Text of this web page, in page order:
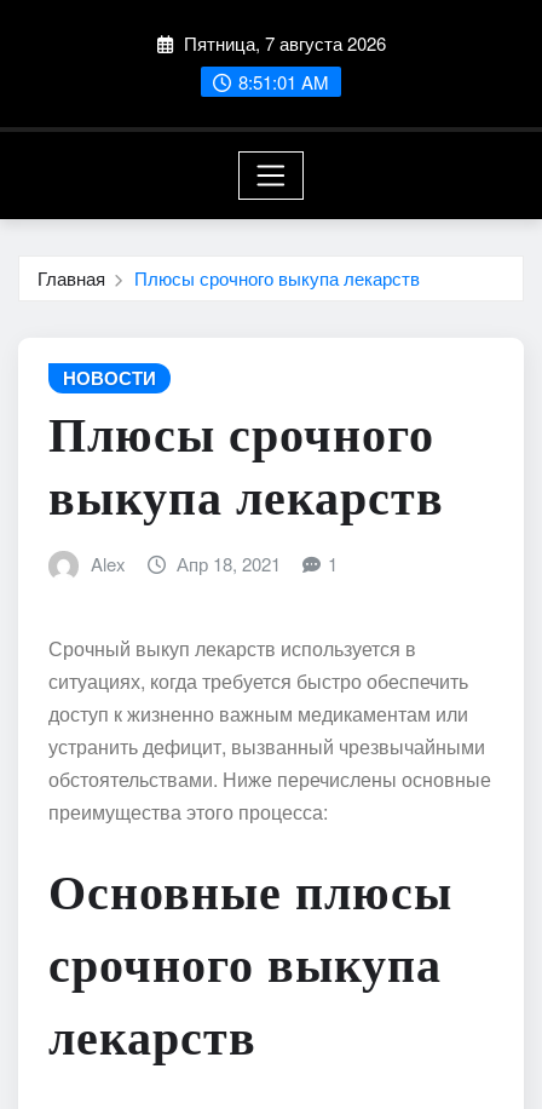
Пятница, 7 августа 2026
8:51:03 AM
Главная Плюсы срочного выкупа лекарств
НОВОСТИ
Плюсы срочного
выкупа лекарств
Alex Апр 18, 2021 1
Срочный выкуп лекарств используется в
ситуациях, когда требуется быстро обеспечить
доступ к жизненно важным медикаментам или
устранить дефицит, вызванный чрезвычайными
обстоятельствами. Ниже перечислены основные
преимущества этого процесса:
Основные плюсы
срочного выкупа
лекарств